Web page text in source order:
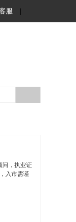
服
问，执业证
入市需谨
2016年网
军；首届
我们名义